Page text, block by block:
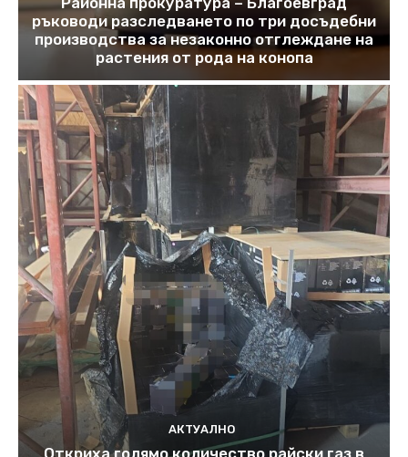
ръководи разследването по три досъдебни
производства за незаконно отглеждане на
растения от рода на конопа
АКТУАЛНО